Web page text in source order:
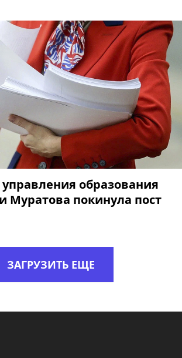
образования
Муратова покинула пост
ЗАГРУЗИТЬ ЕЩЕ